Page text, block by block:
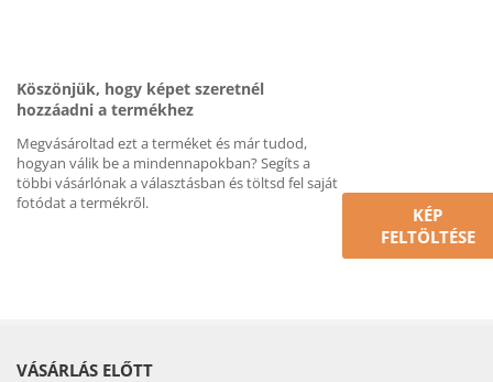
Köszönjük, hogy képet szeretnél
hozzáadni a termékhez
Megvásároltad ezt a terméket és már tudod,
hogyan válik be a mindennapokban? Segíts a
többi vásárlónak a választásban és töltsd fel saját
fotódat a termékről.
KÉP
FELTÖLTÉSE
VÁSÁRLÁS ELŐTT